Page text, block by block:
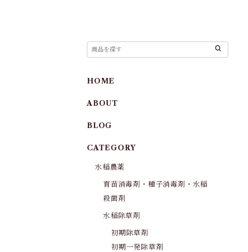
HOME
ABOUT
BLOG
CATEGORY
水稲農薬
育苗消毒剤・種子消毒剤・水稲
殺菌剤
水稲除草剤
初期除草剤
初期一発除草剤